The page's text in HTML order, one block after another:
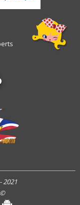
2021
©